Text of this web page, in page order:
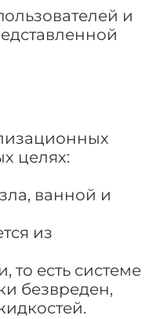
и
целях:
ванной и
из
то есть системе
безвреден,